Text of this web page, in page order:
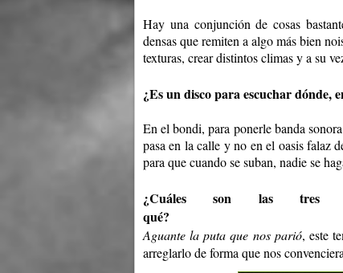
Hay una conjunción de cosas
densas que remiten a algo más bien
texturas, crear distintos climas y a su
¿Es un disco para escuchar dónde,
En el bondi, para ponerle banda
pasa en la calle y no en el oasis falaz
para que cuando se suban, nadie se
¿Cuáles son las
qué?
Aguante la puta que nos parió, este
arreglarlo de forma que nos